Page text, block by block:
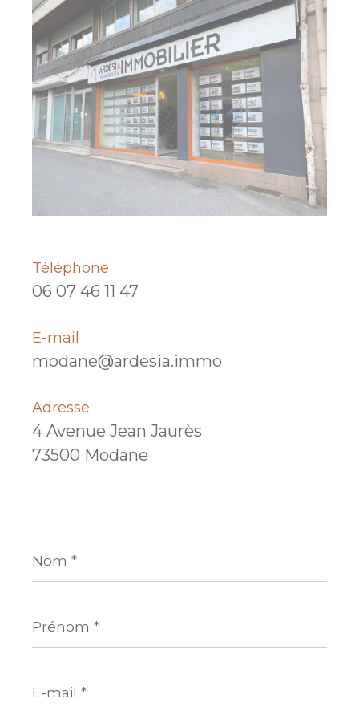
Téléphone
06 07 46 11 47
E-mail
modane@ardesia.immo
Adresse
4 Avenue Jean Jaurès
73500 Modane
*
*
mail
*